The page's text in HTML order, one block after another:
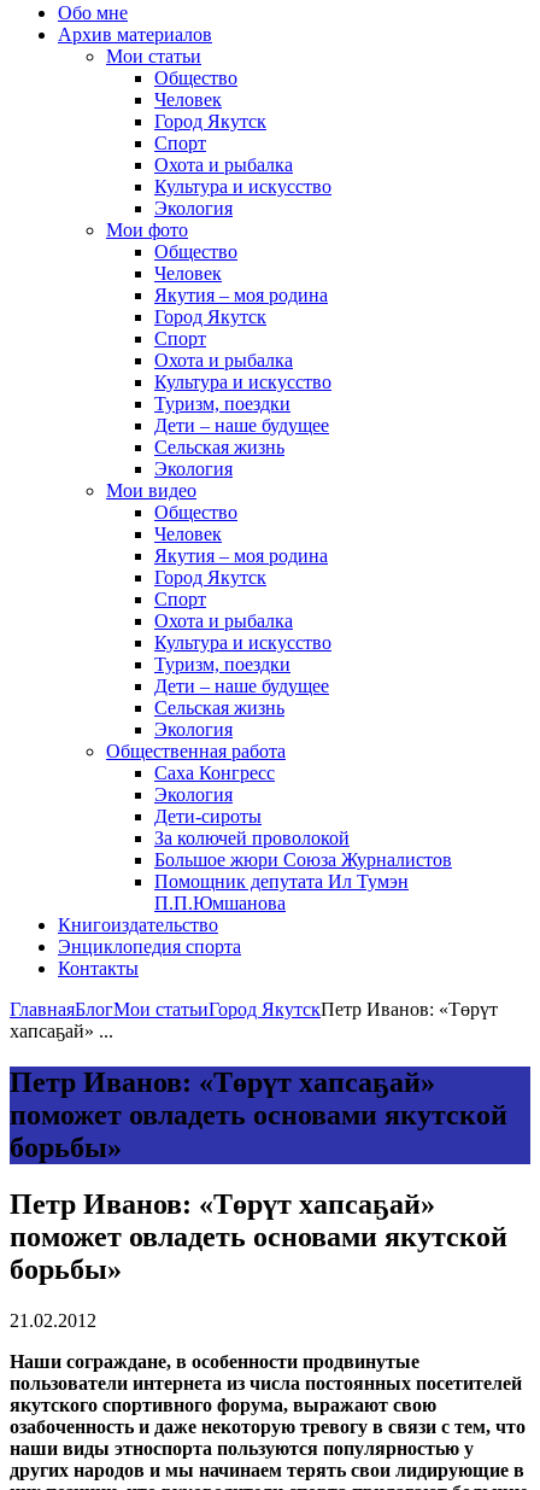
Обо мне
Архив материалов
Мои статьи
Общество
Человек
Город Якутск
Спорт
Охота и рыбалка
Культура и искусство
Экология
Мои фото
Общество
Человек
Якутия – моя родина
Город Якутск
Спорт
Охота и рыбалка
Культура и искусство
Туризм, поездки
Дети – наше будущее
Сельская жизнь
Экология
Мои видео
Общество
Человек
Якутия – моя родина
Город Якутск
Спорт
Охота и рыбалка
Культура и искусство
Туризм, поездки
Дети – наше будущее
Сельская жизнь
Экология
Общественная работа
Саха Конгресс
Экология
Дети-сироты
За колючей проволокой
Большое жюри Союза Журналистов
Помощник депутата Ил Тумэн
П.П.Юмшанова
Книгоиздательство
Энциклопедия спорта
Контакты
ГлавнаяБлогМои статьиГород ЯкутскПетр Иванов: «Төрүт
хапсаҕай» ...
Петр Иванов: «Төрүт хапсаҕай»
поможет овладеть основами якутской
борьбы»
Петр Иванов: «Төрүт хапсаҕай»
поможет овладеть основами якутской
борьбы»
21.02.2012
Наши сограждане, в особенности продвинутые
пользователи интернета из числа постоянных посетителей
якутского спортивного форума, выражают свою
озабоченность и даже некоторую тревогу в связи с тем, что
наши виды этноспорта пользуются популярностью у
других народов и мы начинаем терять свои лидирующие в